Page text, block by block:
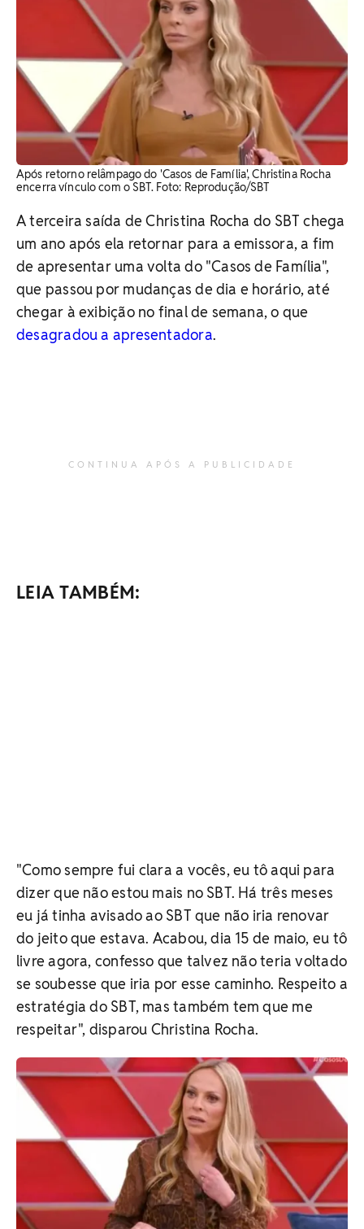
Após retorno relâmpago do 'Casos de Família', Christina Rocha
encerra vínculo com o SBT. Foto: Reprodução/SBT
A terceira saída de Christina Rocha do SBT chega
um ano após ela retornar para a emissora, a fim
de apresentar uma volta do "Casos de Família",
que passou por mudanças de dia e horário, até
chegar à exibição no final de semana, o que
desagradou a apresentadora.
CONTINUA APÓS A PUBLICIDADE
LEIA TAMBÉM:
"Como sempre fui clara a vocês, eu tô aqui para
dizer que não estou mais no SBT. Há três meses
eu já tinha avisado ao SBT que não iria renovar
do jeito que estava. Acabou, dia 15 de maio, eu tô
livre agora, confesso que talvez não teria voltado
se soubesse que iria por esse caminho. Respeito a
estratégia do SBT, mas também tem que me
respeitar", disparou Christina Rocha.